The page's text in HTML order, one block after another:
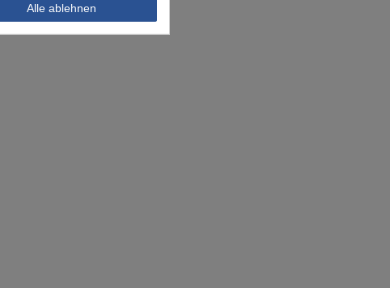
Alle ablehnen